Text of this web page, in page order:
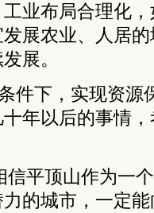
业布局合理化
展农业、人居
展。
件下，实现资源
年以后的事情
信平顶山作为一
的城市，一定